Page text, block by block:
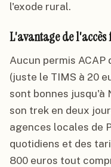
l'exode rural.
L'avantage de l'accès
Aucun permis ACAP
(juste le TIMS à 20
sont bonnes jusqu'à
son trek en deux
agences locales de
quotidiens et des
800 euros tout